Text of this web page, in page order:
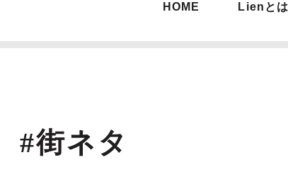
HOME Lienとは
#街ネタ